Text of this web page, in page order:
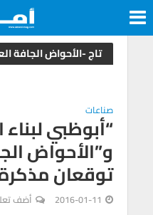
تاج -الأحواض الجافة
صناعات
“أبوظبي
و”الأحواض
توقعان
2016-01-11 أضف